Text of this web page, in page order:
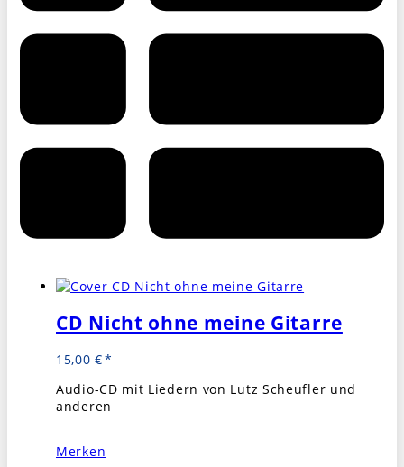
CD Nicht ohne meine Gitarre
15,00€
Audio-CD mit Liedern von Lutz Scheufler und
anderen
Merken